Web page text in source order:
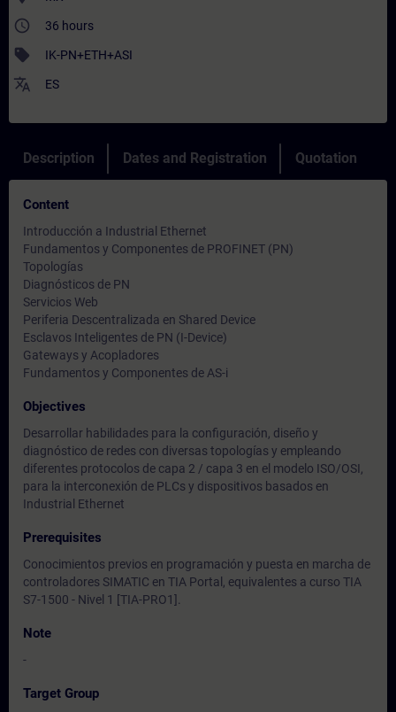
access_time 36 hours
sell IK-PN+ETH+ASI
translate ES
Description Dates and Registration Quotation
Content
Introducción a Industrial Ethernet
Fundamentos y Componentes de PROFINET (PN)
Topologías
Diagnósticos de PN
Servicios Web
Periferia Descentralizada en Shared Device
Esclavos Inteligentes de PN (I-Device)
Gateways y Acopladores
Fundamentos y Componentes de AS-i
Objectives
Desarrollar habilidades para la configuración, diseño y
diagnóstico de redes con diversas topologías y empleando
diferentes protocolos de capa 2 / capa 3 en el modelo ISO/OSI,
para la interconexión de PLCs y dispositivos basados en
Industrial Ethernet
Prerequisites
Conocimientos previos en programación y puesta en marcha de
controladores SIMATIC en TIA Portal, equivalentes a curso TIA
S7-1500 - Nivel 1 [TIA-PRO1].
Note
-
Target Group